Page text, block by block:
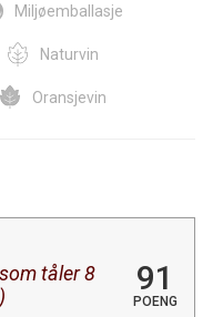
Miljøemballasje
Naturvin
Oransjevin
tåler 8
91
POENG